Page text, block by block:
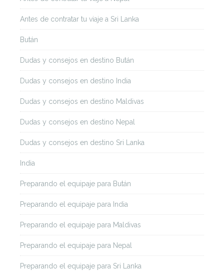
Antes de contratar tu viaje a Sri Lanka
Bután
Dudas y consejos en destino Bután
Dudas y consejos en destino India
Dudas y consejos en destino Maldivas
Dudas y consejos en destino Nepal
Dudas y consejos en destino Sri Lanka
India
Preparando el equipaje para Bután
Preparando el equipaje para India
Preparando el equipaje para Maldivas
Preparando el equipaje para Nepal
Preparando el equipaje para Sri Lanka